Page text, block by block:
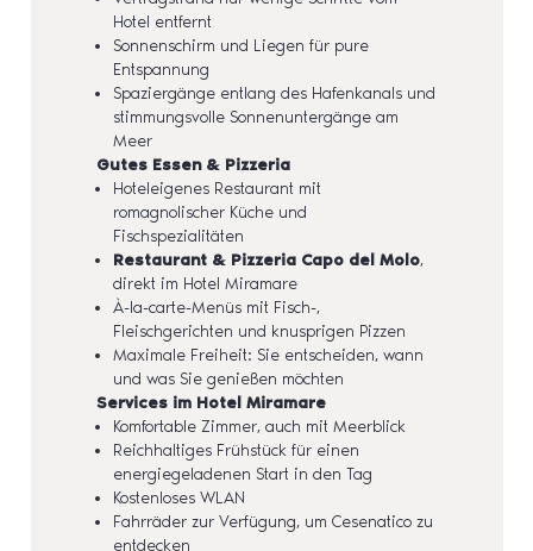
Hotel entfernt
Sonnenschirm und Liegen für pure
Entspannung
Spaziergänge entlang des Hafenkanals und
stimmungsvolle Sonnenuntergänge am
Meer
Gutes Essen & Pizzeria
Hoteleigenes Restaurant mit
romagnolischer Küche und
Fischspezialitäten
Restaurant & Pizzeria Capo del Molo,
direkt im Hotel Miramare
À-la-carte-Menüs mit Fisch-,
Fleischgerichten und knusprigen Pizzen
Maximale Freiheit: Sie entscheiden, wann
und was Sie genießen möchten
Services im Hotel Miramare
Komfortable Zimmer, auch mit Meerblick
Reichhaltiges Frühstück für einen
energiegeladenen Start in den Tag
Kostenloses WLAN
Fahrräder zur Verfügung, um Cesenatico zu
entdecken